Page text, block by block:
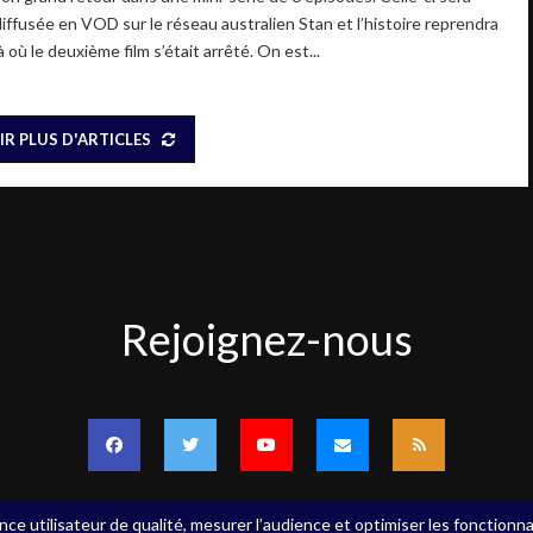
en VOD sur le réseau australien Stan et l’histoire reprendra
où le deuxième film s’était arrêté. On est...
PLUS D'ARTICLES
nous
Rejoignez-nous
utilisateur de qualité, mesurer l’audience et optimiser les